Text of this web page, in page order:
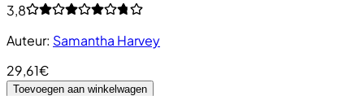
3,8
Auteur: Samantha Harvey
29,61€
Toevoegen aan winkelwagen